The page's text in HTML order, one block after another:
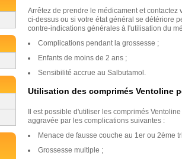
Arrêtez de prendre le médicament et
ci-dessus ou si votre état général se détériore
contre-indications générales à l'utilisation du
Complications pendant la grossesse ;
Enfants de moins de 2 ans ;
Sensibilité accrue au Salbutamol.
Utilisation des comprimés Ventoline
Il est possible d'utiliser les comprimés
aggravée par les complications suivantes :
Menace de fausse couche au 1er ou 2ème
Grossesse multiple ;